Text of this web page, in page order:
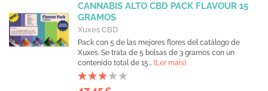
CANNABIS ALTO CBD PACK FLAVOUR 15
GRAMOS
Xuxes CBD
Pack con 5 de las mejores flores del catálogo de
Xuxes. Se trata de 5 bolsas de 3 gramos con un
contenido total de 15... [Ler mais]